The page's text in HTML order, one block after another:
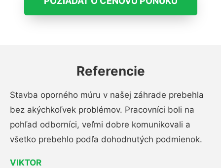
Referencie
Stavba oporného múru v našej záhrade prebehla
bez akýchkoľvek problémov. Pracovníci boli na
pohľad odborníci, veľmi dobre komunikovali a
všetko prebehlo podľa dohodnutých podmienok.
VIKTOR